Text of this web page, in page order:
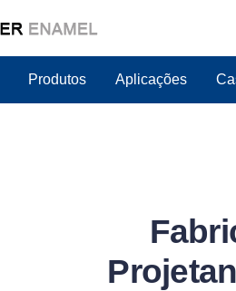
Produtos Aplicações